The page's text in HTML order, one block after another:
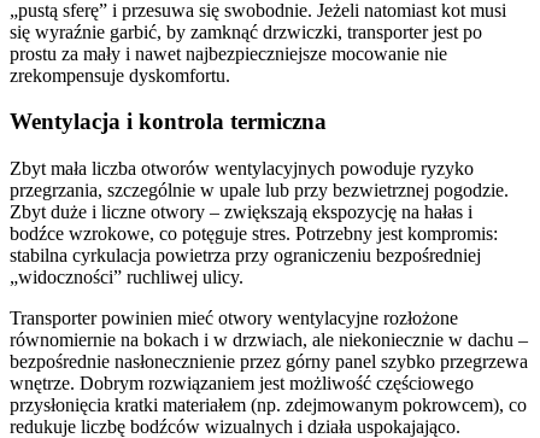
„pustą sferę” i przesuwa się swobodnie. Jeżeli natomiast kot musi
się wyraźnie garbić, by zamknąć drzwiczki, transporter jest po
prostu za mały i nawet najbezpieczniejsze mocowanie nie
zrekompensuje dyskomfortu.
Wentylacja i kontrola termiczna
Zbyt mała liczba otworów wentylacyjnych powoduje ryzyko
przegrzania, szczególnie w upale lub przy bezwietrznej pogodzie.
Zbyt duże i liczne otwory – zwiększają ekspozycję na hałas i
bodźce wzrokowe, co potęguje stres. Potrzebny jest kompromis:
stabilna cyrkulacja powietrza przy ograniczeniu bezpośredniej
„widoczności” ruchliwej ulicy.
Transporter powinien mieć otwory wentylacyjne rozłożone
równomiernie na bokach i w drzwiach, ale niekoniecznie w dachu –
bezpośrednie nasłonecznienie przez górny panel szybko przegrzewa
wnętrze. Dobrym rozwiązaniem jest możliwość częściowego
przysłonięcia kratki materiałem (np. zdejmowanym pokrowcem), co
redukuje liczbę bodźców wizualnych i działa uspokajająco.